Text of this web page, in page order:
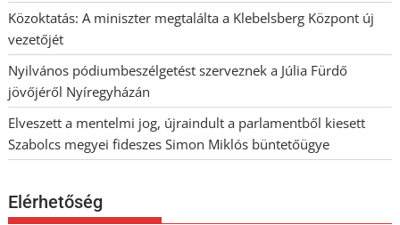
Közoktatás: A miniszter megtalálta a Klebelsberg Központ új
vezetőjét
Nyilvános pódiumbeszélgetést szerveznek a Júlia Fürdő
jövőjéről Nyíregyházán
Elveszett a mentelmi jog, újraindult a parlamentből kiesett
Szabolcs megyei fideszes Simon Miklós büntetőügye
Elérhetőség